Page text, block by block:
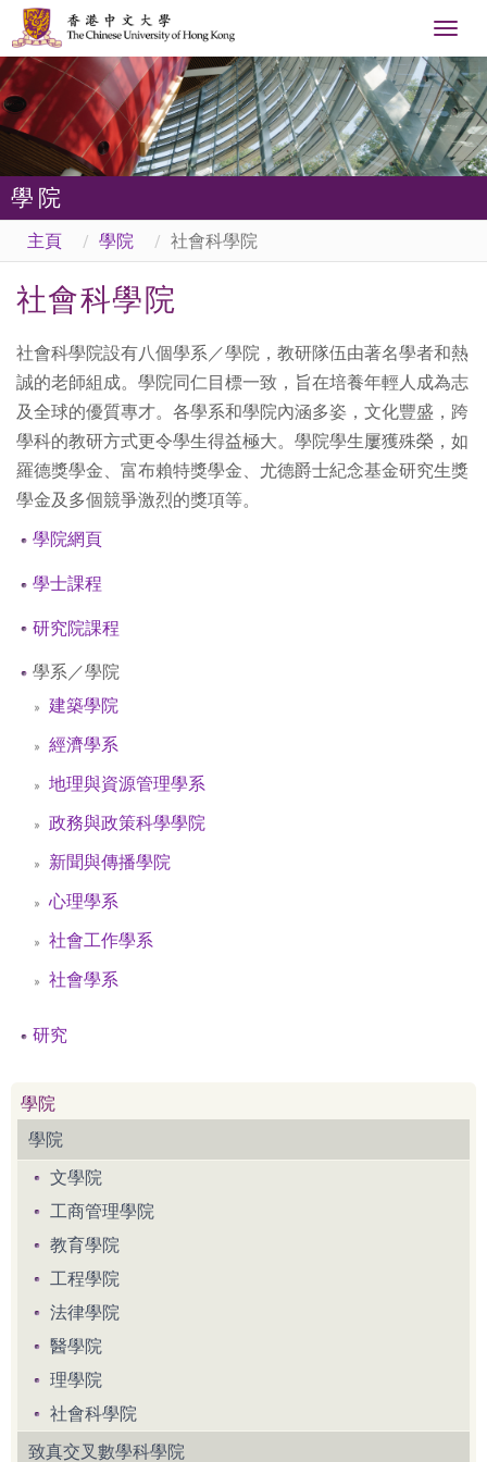
學院
主頁 學院 社會科學院
社會科學院
社會科學院設有八個學系／學院，教研隊伍由著名學者和熱
誠的老師組成。學院同仁目標一致，旨在培養年輕人成為志
及全球的優質專才。各學系和學院內涵多姿，文化豐盛，跨
學科的教研方式更令學生得益極大。學院學生屢獲殊榮，如
羅德獎學金、富布賴特獎學金、尤德爵士紀念基金研究生獎
學金及多個競爭激烈的獎項等。
學院網頁
學士課程
研究院課程
學系／學院
建築學院
經濟學系
地理與資源管理學系
政務與政策科學學院
新聞與傳播學院
心理學系
社會工作學系
社會學系
研究
學院
學院
文學院
工商管理學院
教育學院
工程學院
法律學院
醫學院
理學院
社會科學院
致真交叉數學科學院